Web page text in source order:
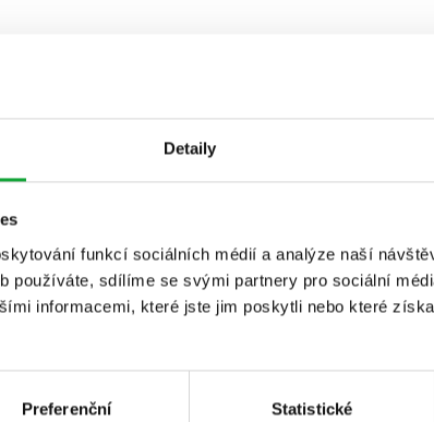
Detaily
funkcí sociálních médií a analýze naší
používáte, sdílíme se svými partnery pro sociální
informacemi, které jste jim poskytli nebo které
Preferenční Statistické